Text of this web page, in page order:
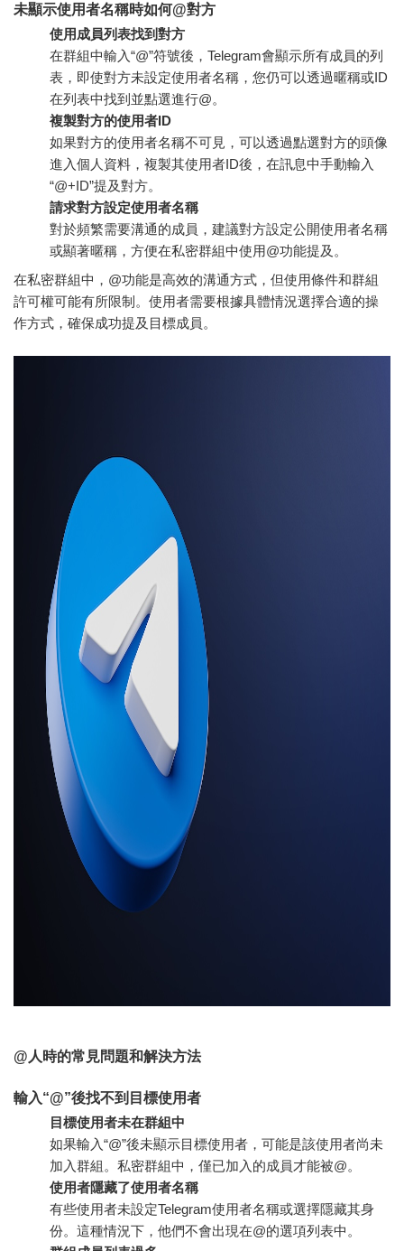
未顯示使用者名稱時如何@對方
使用成員列表找到對方
在群組中輸入“@”符號後，Telegram會顯示所有成員的列
表，即使對方未設定使用者名稱，您仍可以透過暱稱或ID
在列表中找到並點選進行@。
複製對方的使用者ID
如果對方的使用者名稱不可見，可以透過點選對方的頭像
進入個人資料，複製其使用者ID後，在訊息中手動輸入
“@+ID”提及對方。
請求對方設定使用者名稱
對於頻繁需要溝通的成員，建議對方設定公開使用者名稱
或顯著暱稱，方便在私密群組中使用@功能提及。
在私密群組中，@功能是高效的溝通方式，但使用條件和群組
許可權可能有所限制。使用者需要根據具體情況選擇合適的操
作方式，確保成功提及目標成員。
@人時的常見問題和解決方法
輸入“@”後找不到目標使用者
目標使用者未在群組中
如果輸入“@”後未顯示目標使用者，可能是該使用者尚未
加入群組。私密群組中，僅已加入的成員才能被@。
使用者隱藏了使用者名稱
有些使用者未設定Telegram使用者名稱或選擇隱藏其身
份。這種情況下，他們不會出現在@的選項列表中。